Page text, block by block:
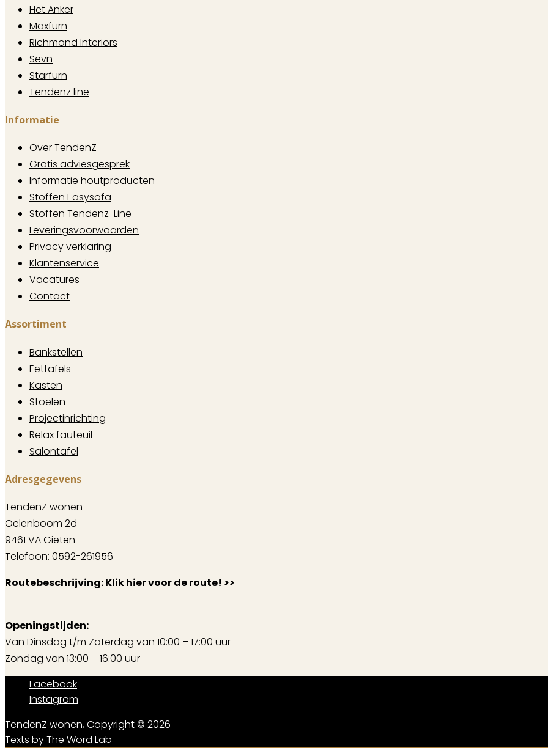
Het Anker
Maxfurn
Richmond Interiors
Sevn
Starfurn
Tendenz line
Informatie
Over TendenZ
Gratis adviesgesprek
Informatie houtproducten
Stoffen Easysofa
Stoffen Tendenz-Line
Leveringsvoorwaarden
Privacy verklaring
Klantenservice
Vacatures
Contact
Assortiment
Bankstellen
Eettafels
Kasten
Stoelen
Projectinrichting
Relax fauteuil
Salontafel
Adresgegevens
TendenZ wonen
Oelenboom 2d
9461 VA Gieten
Telefoon: 0592-261956
Routebeschrijving:Klik hier voor de route! >>
Openingstijden:
Van Dinsdag t/m Zaterdag van 10:00 – 17:00 uur
Zondag van 13:00 – 16:00 uur
Facebook
Instagram
TendenZ wonen, Copyright © 2026
Texts byThe Word Lab